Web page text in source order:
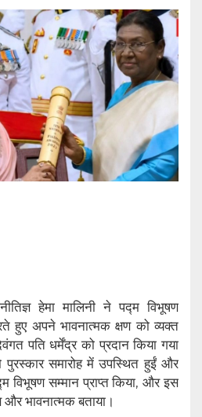
हेमा मालिनी ने पद्म विभूषण
हुए अपने भावनात्मक क्षण को व्यक्त
पति धर्मेंद्र को प्रदान किया गया
समारोह में उपस्थित हुईं और
विभूषण सम्मान प्राप्त किया, और इस
भावनात्मक बताया।